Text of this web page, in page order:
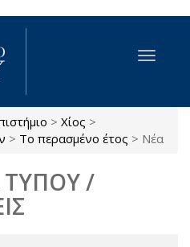
Toggle
> Χίος >
> Το περασμένο έτος > Νέα
ΤΥΠΟΥ /